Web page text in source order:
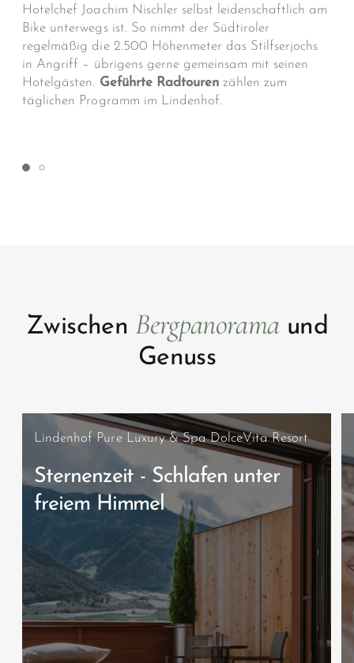
Hotelchef Joachim Nischler selbst leidenschaftlich am
Bike unterwegs ist. So nimmt der Südtiroler
regelmäßig die 2.500 Höhenmeter das Stilfserjochs
in Angriff – übrigens gerne gemeinsam mit seinen
Hotelgästen. Geführte Radtouren zählen zum
täglichen Programm im Lindenhof.
ZwischenBergpanoramaund
Genuss
Lindenhof Pure Luxury & Spa DolceVita Resort
Sternenzeit - Schlafen unter
freiem Himmel